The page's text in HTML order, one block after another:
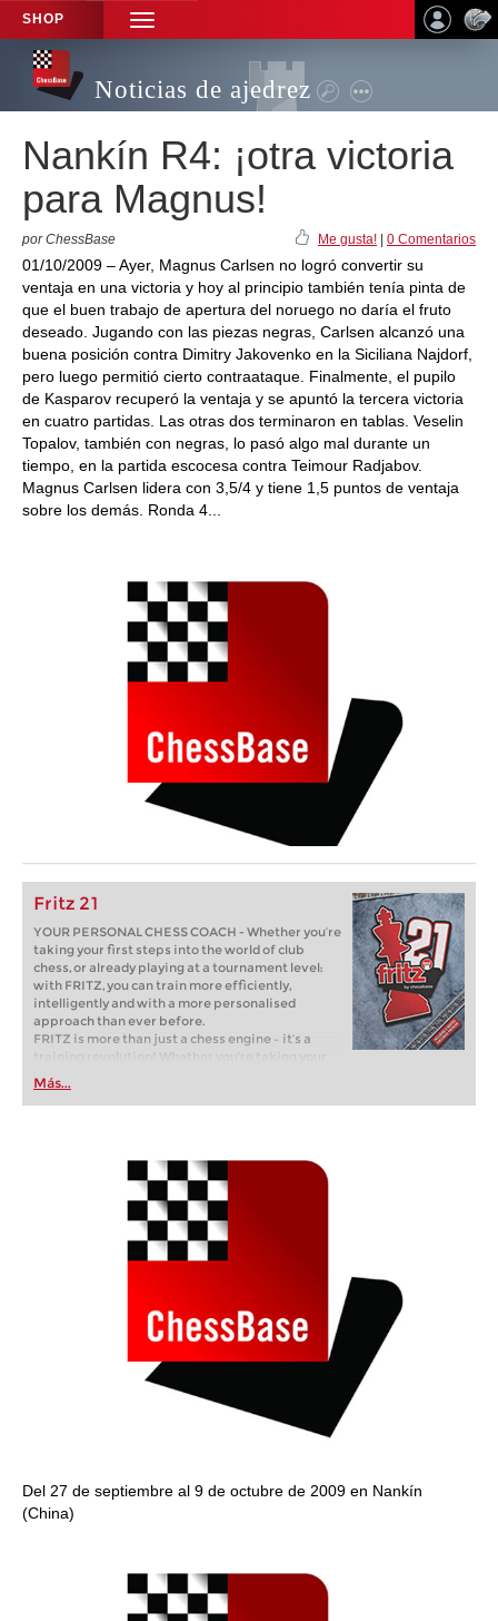
SHOP
TOGGLE
NAVIGATION
Noticias de ajedrez
Nankín R4: ¡otra victoria
para Magnus!
por ChessBase Me gusta! 0 Comentarios
01/10/2009 – Ayer, Magnus Carlsen no logró convertir su
ventaja en una victoria y hoy al principio también tenía pinta de
que el buen trabajo de apertura del noruego no daría el fruto
deseado. Jugando con las piezas negras, Carlsen alcanzó una
buena posición contra Dimitry Jakovenko en la Siciliana Najdorf,
pero luego permitió cierto contraataque. Finalmente, el pupilo
de Kasparov recuperó la ventaja y se apuntó la tercera victoria
en cuatro partidas. Las otras dos terminaron en tablas. Veselin
Topalov, también con negras, lo pasó algo mal durante un
tiempo, en la partida escocesa contra Teimour Radjabov.
Magnus Carlsen lidera con 3,5/4 y tiene 1,5 puntos de ventaja
sobre los demás. Ronda 4...
Fritz 21
YOUR PERSONAL CHESS COACH - Whether you’re
taking your first steps into the world of club
chess, or already playing at a tournament level:
with FRITZ, you can train more efficiently,
intelligently and with a more personalised
approach than ever before.
FRITZ is more than just a chess engine – it’s a
training revolution! Whether you’re taking your
first steps into the world of club chess, or already
playing at a tournament level: with FRITZ, you can
train more efficiently, intelligently and with a
Más...
Del 27 de septiembre al 9 de octubre de 2009 en Nankín
(China)